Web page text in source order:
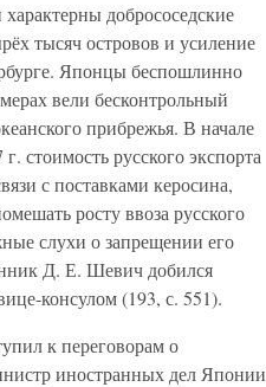
добрососедские
тысяч островов и усиление
Японцы беспошлинно
вели бесконтрольный
прибрежья. В начале
стоимость русского экспорта
с поставками керосина,
росту ввоза русского
слухи о запрещении его
Д. Е. Шевич добился
консулом (193, с. 551).
к переговорам о
иностранных дел Японии